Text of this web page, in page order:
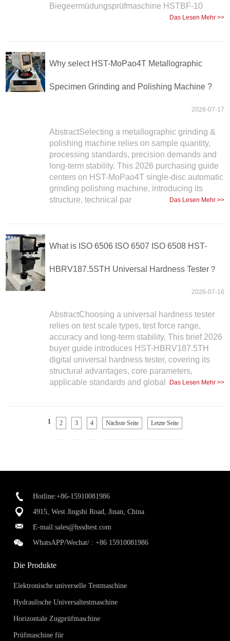
Biegeermüdungsprüfmaschine HSTBF-10
Das Lesen Mehr >>
Why select HST-MoPao4T Metallographic
Specimen Grinding and Polishing Machine ?
2026-07-17
AbstractSelecting a metallographic grinding &
polishing machine relies on sample quantity,
processing standards, precision demands and
long-term stability. This 2026 purchasing guide
centers on HST-MoPao4T single-disc automatic
grinding polishing machine, introducing its
structure, technical par
Das Lesen Mehr >>
What is ISO 6506 ISO 6507 ISO 6508 HST-
HBRV187.5STH Universal Hardness Tester？
2026-07-16
AbstractChoosing a universal hardness tester
relies on test scale types, test force range,
accuracy and long-term stability. This brief 2026
buyer guide introduces HST-HBRV187.5TH
digital universal hardness tester, covering its
structural advantages, core parameters,
applicable standards and global
Das Lesen Mehr >>
1 2 3 4 Nächste Seite Letzte Seite
Hotline:+86-15910081986
4915, West Jingshi Road, Jinan, China
E-mail:sales@hssdtest.com
WhatsAPP/Wechat/ :+86 15910081986
Die Produkte
Elektronische universelle Testmaschine
Hydraulische Universaltestmaschine
Horizontale Zugprüfmaschine
Prüfmaschine für